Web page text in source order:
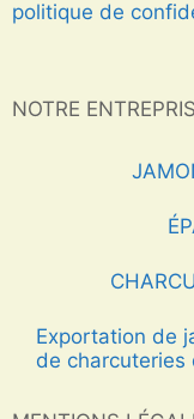
politique de
NOTRE
Exportation de
de charcuteries